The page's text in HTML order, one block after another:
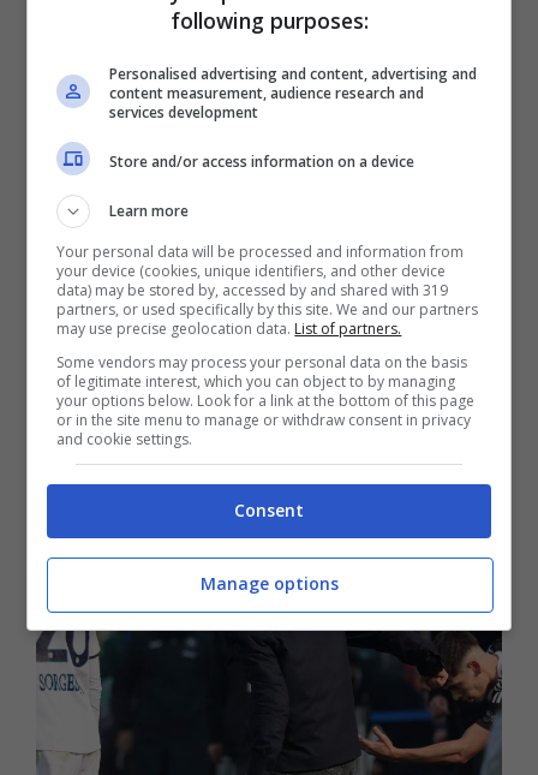
Nome a sorpresa per la
panchina del Milan
La panchina del Milan potrebbe vedere un
nome a sorpresa
quello diCesc Fabregasche con la maglia del
Como era arrivato in Serie A e in pochi
nel gioco. Sebbene i punti siano stati pochi il
tecnico è riuscito a dimostrare di avere
grande qualità e delle idee al passo coi tempi.
following purposes:
Personalised advertising and content, advertising and
content measurement, audience research and
services development
Store and/or access information on a device
Learn more
Your personal data will be processed and information from
your device (cookies, unique identifiers, and other device
data) may be stored by, accessed by and shared with 319
partners, or used specifically by this site. We and our partners
may use precise geolocation data. List of partners.
Some vendors may process your personal data on the basis
of legitimate interest, which you can object to by managing
your options below. Look for a link at the bottom of this page
or in the site menu to manage or withdraw consent in privacy
and cookie settings.
Consent
Manage options